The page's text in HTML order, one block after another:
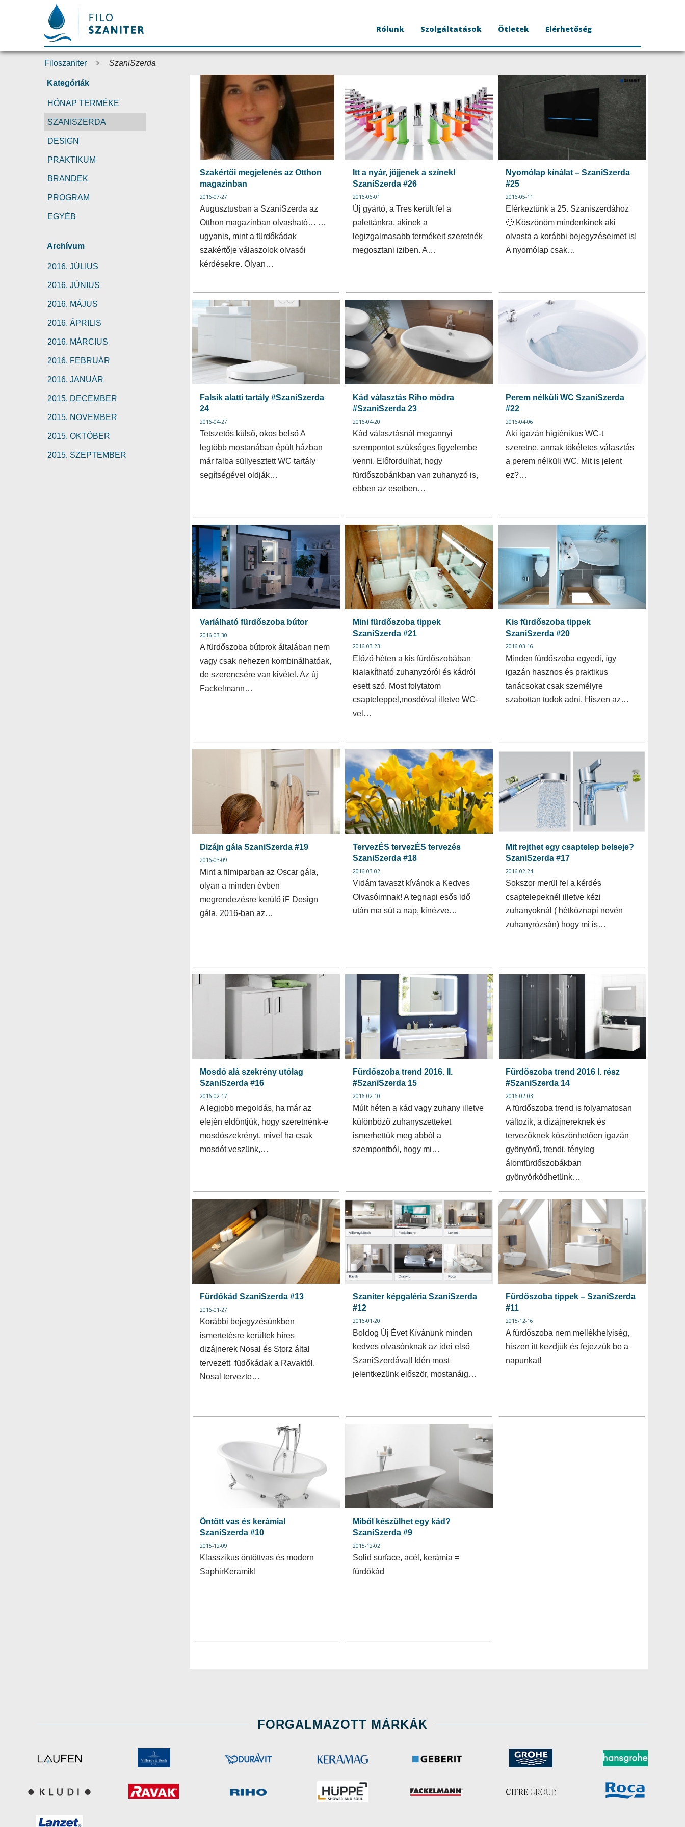
Rólunk Szolgáltatások Ötletek Elérhetőség
Filoszaniter SzaniSzerda
Kategóriák
HÓNAP TERMÉKE
SZANISZERDA
DESIGN
PRAKTIKUM
BRANDEK
PROGRAM
EGYÉB
Archívum
2016. JÚLIUS
2016. JÚNIUS
2016. MÁJUS
2016. ÁPRILIS
2016. MÁRCIUS
2016. FEBRUÁR
2016. JANUÁR
2015. DECEMBER
2015. NOVEMBER
2015. OKTÓBER
2015. SZEPTEMBER
Szakértői megjelenés az Otthon
magazinban
2016-07-27
Augusztusban a SzaniSzerda az
Otthon magazinban olvasható… …
ugyanis, mint a fürdőkádak
szakértője válaszolok olvasói
kérdésekre. Olyan…
Itt a nyár, jöjjenek a színek!
SzaniSzerda #26
2016-06-01
Új gyártó, a Tres került fel a
palettánkra, akinek a
legizgalmasabb termékeit szeretnék
megosztani iziben. A…
Nyomólap kínálat – SzaniSzerda
#25
2016-05-11
Elérkeztünk a 25. Szaniszerdához
🙂 Köszönöm mindenkinek aki
olvasta a korábbi bejegyzéseimet is!
A nyomólap csak…
Falsík alatti tartály #SzaniSzerda
24
2016-04-27
Tetszetős külső, okos belső A
legtöbb mostanában épült házban
már falba süllyesztett WC tartály
segítségével oldják…
Kád választás Riho módra
#SzaniSzerda 23
2016-04-20
Kád választásnál megannyi
szempontot szükséges figyelembe
venni. Előfordulhat, hogy
fürdőszobánkban van zuhanyzó is,
ebben az esetben…
Perem nélküli WC SzaniSzerda
#22
2016-04-06
Aki igazán higiénikus WC-t
szeretne, annak tökéletes választás
a perem nélküli WC. Mit is jelent
ez?…
Variálható fürdőszoba bútor
2016-03-30
A fürdőszoba bútorok általában nem
vagy csak nehezen kombinálhatóak,
de szerencsére van kivétel. Az új
Fackelmann…
Mini fürdőszoba tippek
SzaniSzerda #21
2016-03-23
Előző héten a kis fürdőszobában
kialakítható zuhanyzóról és kádról
esett szó. Most folytatom
csapteleppel,mosdóval illetve WC-
vel…
Kis fürdőszoba tippek
SzaniSzerda #20
2016-03-16
Minden fürdőszoba egyedi, így
igazán hasznos és praktikus
tanácsokat csak személyre
szabottan tudok adni. Hiszen az…
Dizájn gála SzaniSzerda #19
2016-03-09
Mint a filmiparban az Oscar gála,
olyan a minden évben
megrendezésre kerülő iF Design
gála. 2016-ban az…
TervezÉS tervezÉS tervezés
SzaniSzerda #18
2016-03-02
Vidám tavaszt kívánok a Kedves
Olvasóimnak! A tegnapi esős idő
után ma süt a nap, kinézve…
Mit rejthet egy csaptelep belseje?
SzaniSzerda #17
2016-02-24
Sokszor merül fel a kérdés
csaptelepeknél illetve kézi
zuhanyoknál ( hétköznapi nevén
zuhanyrózsán) hogy mi is…
Mosdó alá szekrény utólag
SzaniSzerda #16
2016-02-17
A legjobb megoldás, ha már az
elején eldöntjük, hogy szeretnénk-e
mosdószekrényt, mivel ha csak
mosdót veszünk,…
Fürdőszoba trend 2016. II.
#SzaniSzerda 15
2016-02-10
Múlt héten a kád vagy zuhany illetve
különböző zuhanyszetteket
ismerhettük meg abból a
szempontból, hogy mi…
Fürdőszoba trend 2016 I. rész
#SzaniSzerda 14
2016-02-03
A fürdőszoba trend is folyamatosan
változik, a dizájnereknek és
tervezőknek köszönhetően igazán
gyönyörű, trendi, tényleg
álomfürdőszobákban
gyönyörködhetünk…
Fürdőkád SzaniSzerda #13
2016-01-27
Korábbi bejegyzésünkben
ismertetésre kerültek híres
dizájnerek Nosal és Storz által
tervezett füdőkádak a Ravaktól.
Nosal tervezte…
Szaniter képgaléria SzaniSzerda
#12
2016-01-20
Boldog Új Évet Kívánunk minden
kedves olvasónknak az idei első
SzaniSzerdával! Idén most
jelentkezünk először, mostanáig…
Fürdőszoba tippek – SzaniSzerda
#11
2015-12-16
A fürdőszoba nem mellékhelyiség,
hiszen itt kezdjük és fejezzük be a
napunkat!
Öntött vas és kerámia!
SzaniSzerda #10
2015-12-09
Klasszikus öntöttvas és modern
SaphirKeramik!
Miből készülhet egy kád?
SzaniSzerda #9
2015-12-02
Solid surface, acél, kerámia =
fürdőkád
FORGALMAZOTT MÁRKÁK